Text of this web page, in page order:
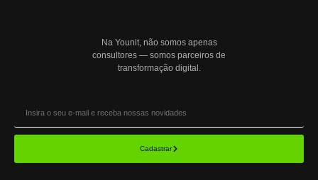
Na Younit, não somos apenas
consultores — somos parceiros de
transformação digital.
Cadastrar